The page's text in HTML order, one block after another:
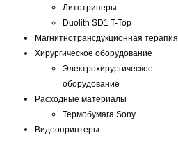
Литотриперы
Duolith SD1 T-Top
Магнитнотрансдукционная терапия
Хирургическое оборудование
Электрохирургическое
оборудование
Расходные материалы
Термобумага Sony
Видеопринтеры